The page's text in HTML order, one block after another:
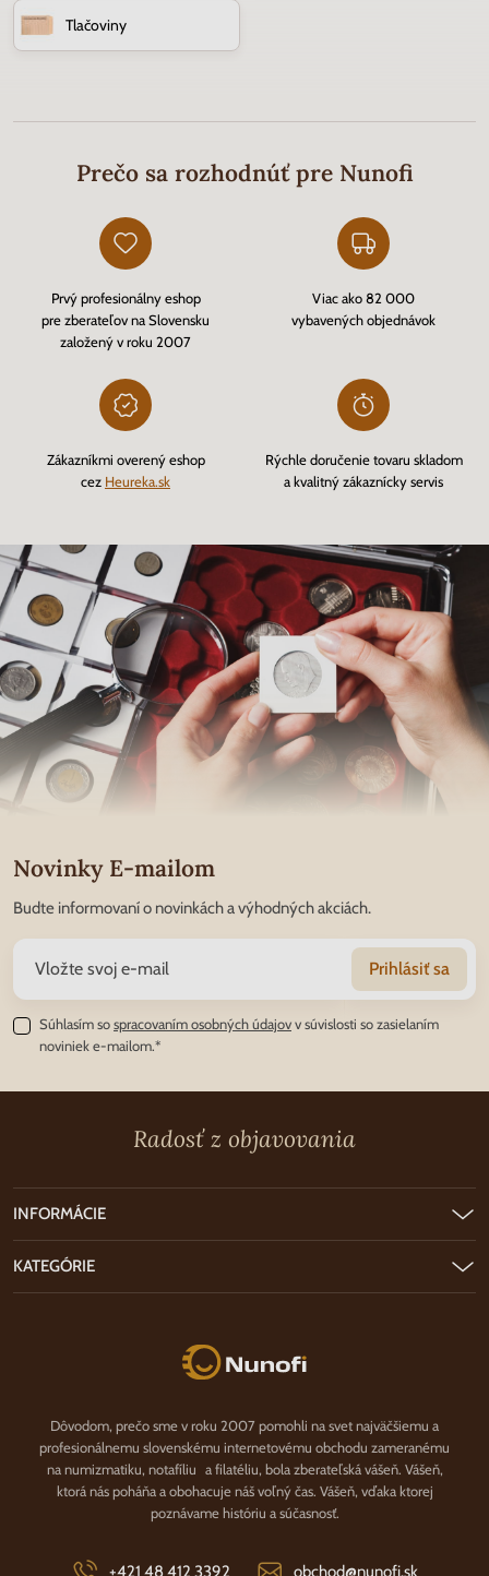
Tlačoviny
Prečo sa rozhodnúť pre Nunofi
Prvý profesionálny eshop
pre zberateľov na Slovensku
založený v roku 2007
Viac ako 82 000
vybavených objednávok
Zákazníkmi overený eshop
cez Heureka.sk
Rýchle doručenie tovaru skladom
a kvalitný zákaznícky servis
Novinky E-mailom
Budte informovaní o novinkách a výhodných akciách.
Prihlásiť sa
Súhlasím sospracovaním osobných údajovv súvislosti so zasielaním
noviniek e-mailom.*
Radosť z objavovania
Nunofi.sk
Dôvodom, prečo sme v roku 2007 pomohli na svet najväčšiemu a
profesionálnemu slovenskému internetovému obchodu zameranému
na numizmatiku, notafíliu a filatéliu, bola zberateľská vášeň. Vášeň,
ktorá nás poháňa a obohacuje náš voľný čas. Vášeň, vďaka ktorej
poznávame históriu a súčasnosť.
+421 48 412 3392 obchod@nunofi.sk
INFORMÁCIE
KATEGÓRIE